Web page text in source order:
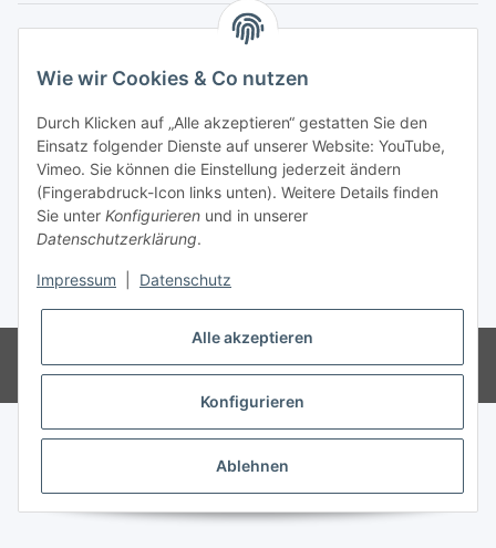
GESETZLICHE INFORMATIONEN
Kontakt
Mo - Fr:08:30 - 17:00 Uhr
Ronny:0160 – 966 39 608
Carsten:0177 – 44 33 642
Powered byJTL-Shop
Wie wir Cookies & Co nutzen
Durch Klicken auf „Alle akzeptieren“ gestatten Sie den
Einsatz folgender Dienste auf unserer Website: YouTube,
Vimeo. Sie können die Einstellung jederzeit ändern
(Fingerabdruck-Icon links unten). Weitere Details finden
Sie unter Konfigurieren und in unserer
Datenschutzerklärung.
Impressum Datenschutz
Alle akzeptieren
Konfigurieren
Ablehnen